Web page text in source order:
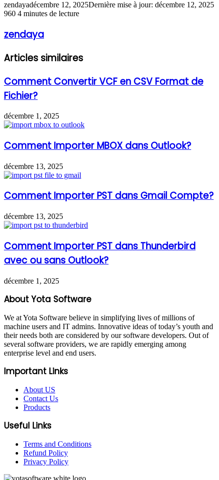
zendayadécembre 12, 2025Dernière mise à jour: décembre 12, 2025
960 4 minutes de lecture
zendaya
Articles similaires
Comment Convertir VCF en CSV Format de
Fichier?
décembre 1, 2025
Comment Importer MBOX dans Outlook?
décembre 13, 2025
Comment Importer PST dans Gmail Compte?
décembre 13, 2025
Comment Importer PST dans Thunderbird
avec ou sans Outlook?
décembre 1, 2025
About Yota Software
We at Yota Software believe in simplifying lives of millions of
machine users and IT admins. Innovative ideas of today’s youth and
their needs both are considered by our software developers. Out of
several software providers, we are rapidly emerging among
enterprise level and end users.
Important Links
About US
Contact Us
Products
Useful Links
Terms and Conditions
Refund Policy
Privacy Policy